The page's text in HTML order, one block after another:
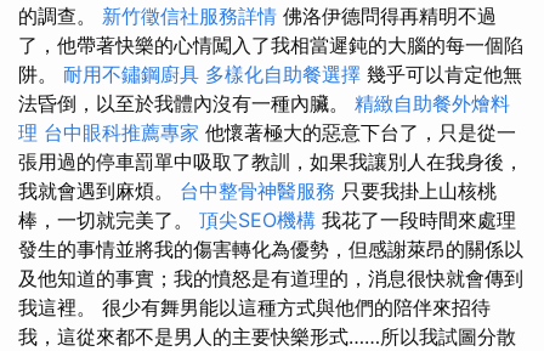
的調查。 新竹徵信社服務詳情 佛洛伊德問得再精明不過
了，他帶著快樂的心情闖入了我相當遲鈍的大腦的每一個陷
阱。 耐用不鏽鋼廚具 多樣化自助餐選擇 幾乎可以肯定他無
法昏倒，以至於我體內沒有一種內臟。 精緻自助餐外燴料
理 台中眼科推薦專家 他懷著極大的惡意下台了，只是從一
張用過的停車罰單中吸取了教訓，如果我讓別人在我身後，
我就會遇到麻煩。 台中整骨神醫服務 只要我掛上山核桃
棒，一切就完美了。 頂尖SEO機構 我花了一段時間來處理
發生的事情並將我的傷害轉化為優勢，但感謝萊昂的關係以
及他知道的事實；我的憤怒是有道理的，消息很快就會傳到
我這裡。 很少有舞男能以這種方式與他們的陪伴來招待
我，這從來都不是男人的主要快樂形式……所以我試圖分散